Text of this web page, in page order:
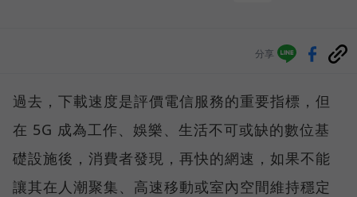
分享
過去，下載速度是評價電信服務的重要指標，但
在 5G 成為工作、娛樂、生活不可或缺的數位基
礎設施後，消費者發現，再快的網速，如果不能
讓其在人潮聚集、高速移動或室內空間維持穩定